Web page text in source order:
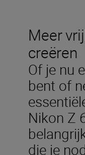
Meer
creëren
Of je nu
bent of
Nikon Z
die je